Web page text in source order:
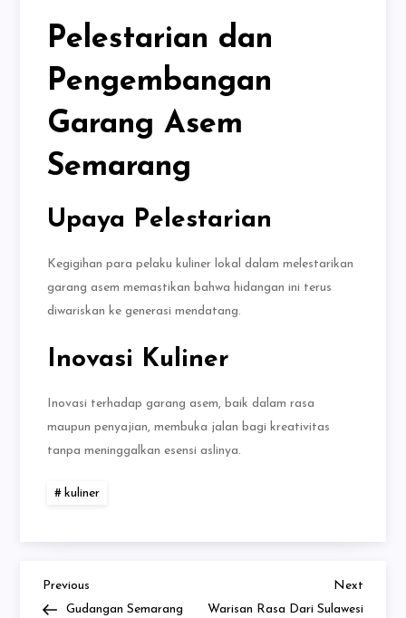
Pelestarian dan
Pengembangan
Garang Asem
Semarang
Upaya Pelestarian
Kegigihan para pelaku kuliner lokal dalam melestarikan
garang asem memastikan bahwa hidangan ini terus
diwariskan ke generasi mendatang.
Inovasi Kuliner
Inovasi terhadap garang asem, baik dalam rasa
maupun penyajian, membuka jalan bagi kreativitas
tanpa meninggalkan esensi aslinya.
kuliner
Navigasi
Previous
Post
Previous
Gudangan Semarang
Next
Post
Next
Warisan Rasa Dari Sulawesi